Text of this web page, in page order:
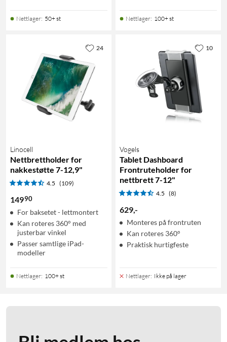
Nettlager: 50+ st Nettlager: 100+ st
Linocell
Nettbrettholder for
nakkestøtte 7-12,9"
4.5 (109)
14990
For baksetet - lettmontert
Kan roteres 360° med
justerbar vinkel
Passer samtlige iPad-
modeller
Nettlager: 100+ st
24
Vogels
Tablet Dashboard
Frontruteholder for
nettbrett 7-12"
4.5 (8)
629,-
Monteres på frontruten
Kan roteres 360°
Praktisk hurtigfeste
Nettlager: Ikke på lager
10